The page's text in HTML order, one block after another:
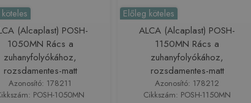
(Alcaplast) POSH-
1050MN Rács a
zuhanyfolyókához,
rozsdamentes-matt
Azonosító: 178211
POSH-1050MN
Előleg köteles
ALCA (Alcaplast) POSH-
1150MN Rács a
zuhanyfolyókához,
rozsdamentes-matt
Azonosító: 178212
Cikkszám: POSH-1150MN